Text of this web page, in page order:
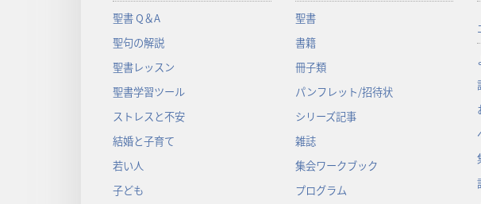
聖書 Q＆A
聖句の解説
聖書レッスン
聖書学習ツール
ストレスと不安
結婚と子育て
若い人
子ども
聖書
書籍
冊子類
パンフレット/招待状
シリーズ記事
雑誌
集会ワークブック
プログラム